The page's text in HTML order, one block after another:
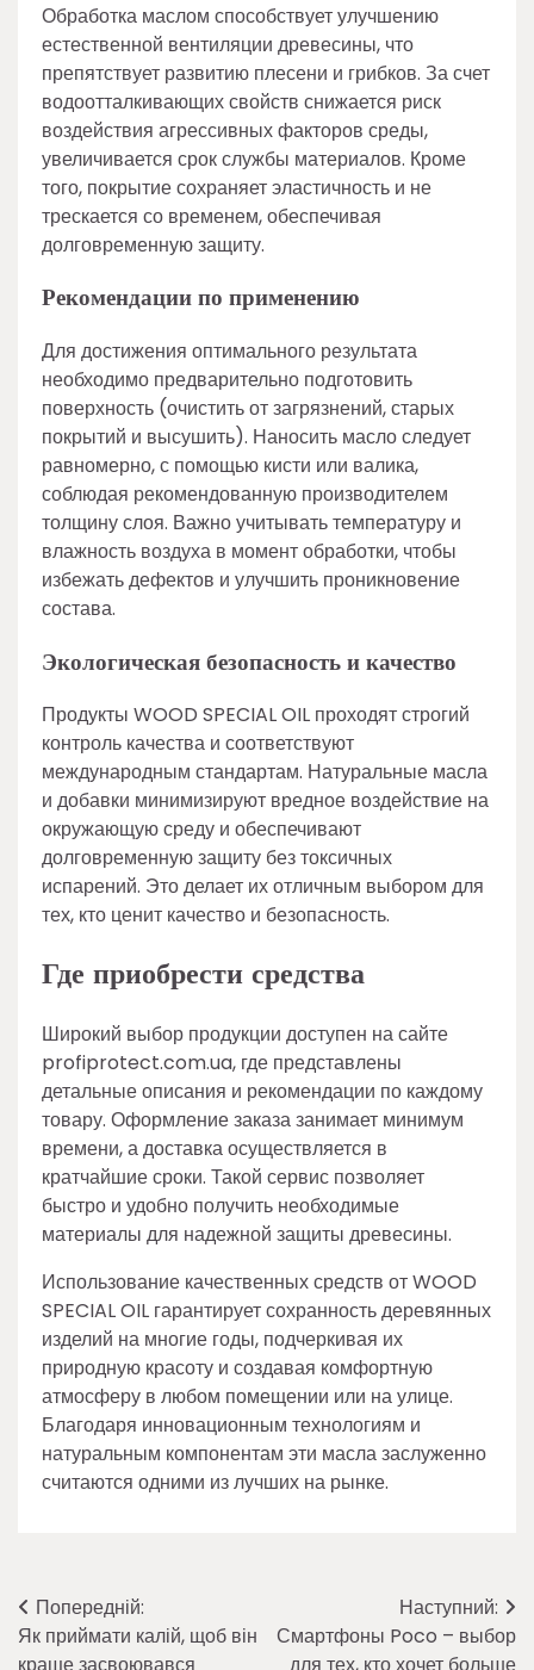
Обработка маслом способствует улучшению
естественной вентиляции древесины, что
препятствует развитию плесени и грибков. За счет
водоотталкивающих свойств снижается риск
воздействия агрессивных факторов среды,
увеличивается срок службы материалов. Кроме
того, покрытие сохраняет эластичность и не
трескается со временем, обеспечивая
долговременную защиту.
Рекомендации по применению
Для достижения оптимального результата
необходимо предварительно подготовить
поверхность (очистить от загрязнений, старых
покрытий и высушить). Наносить масло следует
равномерно, с помощью кисти или валика,
соблюдая рекомендованную производителем
толщину слоя. Важно учитывать температуру и
влажность воздуха в момент обработки, чтобы
избежать дефектов и улучшить проникновение
состава.
Экологическая безопасность и качество
Продукты WOOD SPECIAL OIL проходят строгий
контроль качества и соответствуют
международным стандартам. Натуральные масла
и добавки минимизируют вредное воздействие на
окружающую среду и обеспечивают
долговременную защиту без токсичных
испарений. Это делает их отличным выбором для
тех, кто ценит качество и безопасность.
Где приобрести средства
Широкий выбор продукции доступен на сайте
profiprotect.com.ua, где представлены
детальные описания и рекомендации по каждому
товару. Оформление заказа занимает минимум
времени, а доставка осуществляется в
кратчайшие сроки. Такой сервис позволяет
быстро и удобно получить необходимые
материалы для надежной защиты древесины.
Использование качественных средств от WOOD
SPECIAL OIL гарантирует сохранность деревянных
изделий на многие годы, подчеркивая их
природную красоту и создавая комфортную
атмосферу в любом помещении или на улице.
Благодаря инновационным технологиям и
натуральным компонентам эти масла заслуженно
считаются одними из лучших на рынке.
Навігація
записів
Попередній:
Як приймати калій, щоб він
Наступний:
Смартфоны Poco – выбор